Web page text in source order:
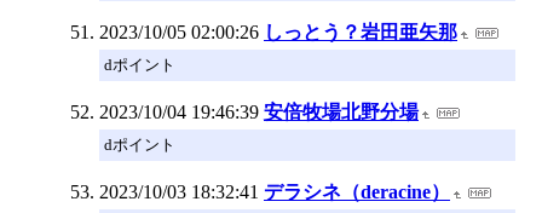
2023/10/05 02:00:26 しっとう？岩田亜矢那
dポイント
2023/10/04 19:46:39 安倍牧場北野分場
dポイント
2023/10/03 18:32:41 デラシネ（deracine）